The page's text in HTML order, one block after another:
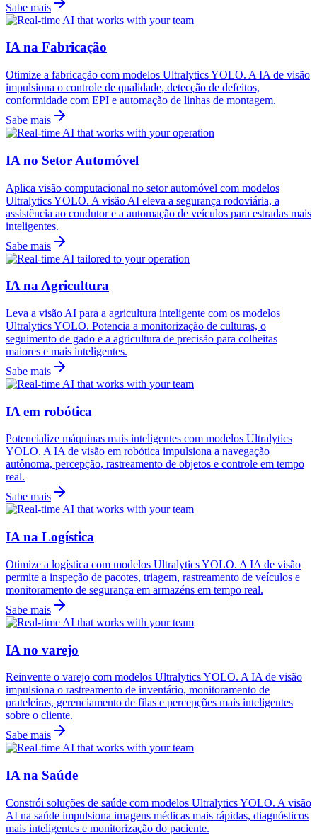
Sabe mais
IA na Fabricação
Otimize a fabricação com modelos Ultralytics YOLO. A IA de visão
impulsiona o controle de qualidade, detecção de defeitos,
conformidade com EPI e automação de linhas de montagem.
Sabe mais
IA no Setor Automóvel
Aplica visão computacional no setor automóvel com modelos
Ultralytics YOLO. A visão AI eleva a segurança rodoviária, a
assistência ao condutor e a automação de veículos para estradas mais
inteligentes.
Sabe mais
IA na Agricultura
Leva a visão AI para a agricultura inteligente com os modelos
Ultralytics YOLO. Potencia a monitorização de culturas, o
seguimento de gado e a agricultura de precisão para colheitas
maiores e mais inteligentes.
Sabe mais
IA em robótica
Potencialize máquinas mais inteligentes com modelos Ultralytics
YOLO. A IA de visão em robótica impulsiona a navegação
autônoma, percepção, rastreamento de objetos e controle em tempo
real.
Sabe mais
IA na Logística
Otimize a logística com modelos Ultralytics YOLO. A IA de visão
permite a inspeção de pacotes, triagem, rastreamento de veículos e
monitoramento de segurança em armazéns em tempo real.
Sabe mais
IA no varejo
Reinvente o varejo com modelos Ultralytics YOLO. A IA de visão
impulsiona o rastreamento de inventário, monitoramento de
prateleiras, gerenciamento de filas e percepções mais inteligentes
sobre o cliente.
Sabe mais
IA na Saúde
Constrói soluções de saúde com modelos Ultralytics YOLO. A visão
AI na saúde impulsiona imagens médicas mais rápidas, diagnósticos
mais inteligentes e monitorização do paciente.